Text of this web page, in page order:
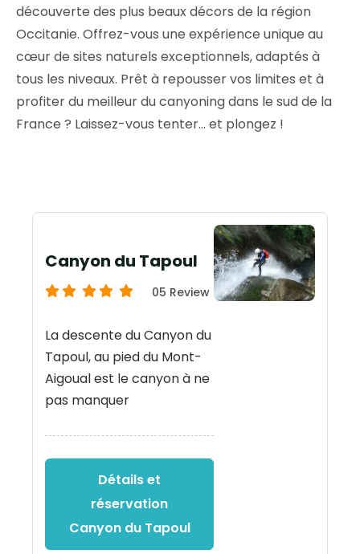
découverte des plus beaux décors de la région
Occitanie. Offrez-vous une expérience unique au
cœur de sites naturels exceptionnels, adaptés à
tous les niveaux. Prêt à repousser vos limites et à
profiter du meilleur du canyoning dans le sud de la
France ? Laissez-vous tenter… et plongez !
Canyon du Tapoul
05 Review
La descente du Canyon du
Tapoul, au pied du Mont-
Aigoual est le canyon à ne
pas manquer
Détails et
réservation
Canyon du Tapoul